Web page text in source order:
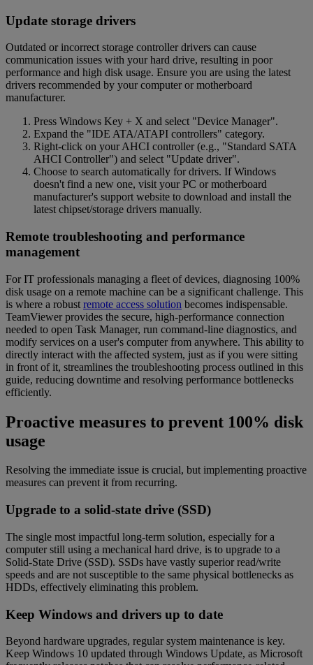
Update storage drivers
Outdated or incorrect storage controller drivers can cause
communication issues with your hard drive, resulting in poor
performance and high disk usage. Ensure you are using the latest
drivers recommended by your computer or motherboard
manufacturer.
Press Windows Key + X and select "Device Manager".
Expand the "IDE ATA/ATAPI controllers" category.
Right-click on your AHCI controller (e.g., "Standard SATA
AHCI Controller") and select "Update driver".
Choose to search automatically for drivers. If Windows
doesn't find a new one, visit your PC or motherboard
manufacturer's support website to download and install the
latest chipset/storage drivers manually.
Remote troubleshooting and performance
management
For IT professionals managing a fleet of devices, diagnosing 100%
disk usage on a remote machine can be a significant challenge. This
is where a robust remote access solution becomes indispensable.
TeamViewer provides the secure, high-performance connection
needed to open Task Manager, run command-line diagnostics, and
modify services on a user's computer from anywhere. This ability to
directly interact with the affected system, just as if you were sitting
in front of it, streamlines the troubleshooting process outlined in this
guide, reducing downtime and resolving performance bottlenecks
efficiently.
Proactive measures to prevent 100% disk
usage
Resolving the immediate issue is crucial, but implementing proactive
measures can prevent it from recurring.
Upgrade to a solid-state drive (SSD)
The single most impactful long-term solution, especially for a
computer still using a mechanical hard drive, is to upgrade to a
Solid-State Drive (SSD). SSDs have vastly superior read/write
speeds and are not susceptible to the same physical bottlenecks as
HDDs, effectively eliminating this problem.
Keep Windows and drivers up to date
Beyond hardware upgrades, regular system maintenance is key.
Keep Windows 10 updated through Windows Update, as Microsoft